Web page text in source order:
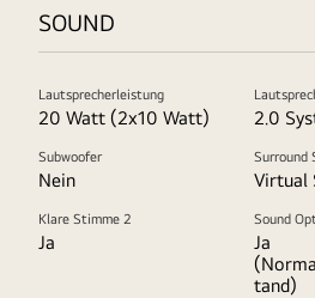
SOUND
Lautsprecherleistung
20 Watt (2x10 Watt) 2.0
Subwoofer
Nein
Surround
Virtual
Klare Stimme 2
Ja
Sound
Ja
tand)